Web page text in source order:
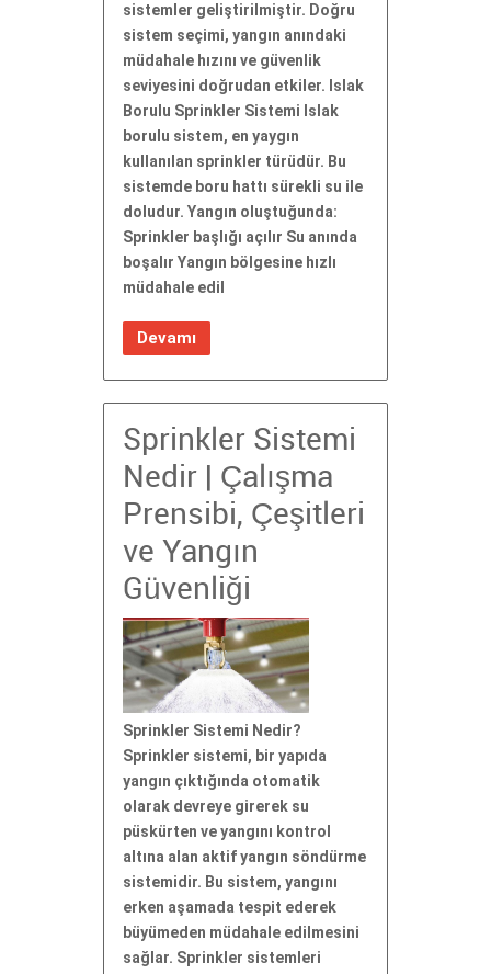
sistemler geliştirilmiştir. Doğru
sistem seçimi, yangın anındaki
müdahale hızını ve güvenlik
seviyesini doğrudan etkiler. Islak
Borulu Sprinkler Sistemi Islak
borulu sistem, en yaygın
kullanılan sprinkler türüdür. Bu
sistemde boru hattı sürekli su ile
doludur. Yangın oluştuğunda:
Sprinkler başlığı açılır Su anında
boşalır Yangın bölgesine hızlı
müdahale edil
Devamı
Sprinkler Sistemi
Nedir | Çalışma
Prensibi, Çeşitleri
ve Yangın
Güvenliği
Sprinkler Sistemi Nedir?
Sprinkler sistemi, bir yapıda
yangın çıktığında otomatik
olarak devreye girerek su
püskürten ve yangını kontrol
altına alan aktif yangın söndürme
sistemidir. Bu sistem, yangını
erken aşamada tespit ederek
büyümeden müdahale edilmesini
sağlar. Sprinkler sistemleri